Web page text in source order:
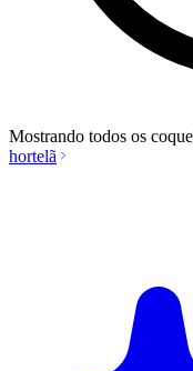
Mostrando todos os
hortelã